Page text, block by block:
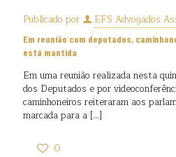
Publicado por EFS Advogados
Em reunião com deputados,
está mantida
Em uma reunião realizada nesta
dos Deputados e por
caminhoneiros reiteraram aos
marcada para a […]
0